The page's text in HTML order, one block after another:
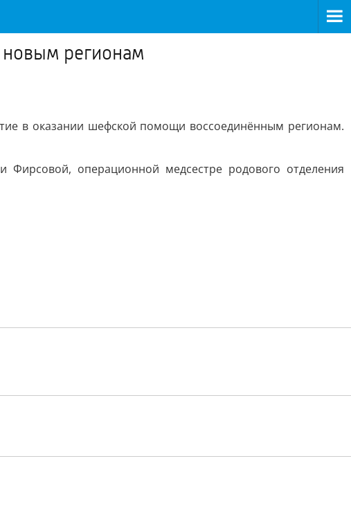
новым регионам
в оказании шефской помощи воссоединённым регионам.
Фирсовой, операционной медсестре родового отделения